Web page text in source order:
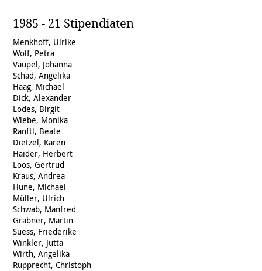
1985 - 21 Stipendiaten
Menkhoff, Ulrike
Wolf, Petra
Vaupel, Johanna
Schad, Angelika
Haag, Michael
Dick, Alexander
Lodes, Birgit
Wiebe, Monika
Ranftl, Beate
Dietzel, Karen
Haider, Herbert
Loos, Gertrud
Kraus, Andrea
Hune, Michael
Müller, Ulrich
Schwab, Manfred
Gräbner, Martin
Suess, Friederike
Winkler, Jutta
Wirth, Angelika
Rupprecht, Christoph